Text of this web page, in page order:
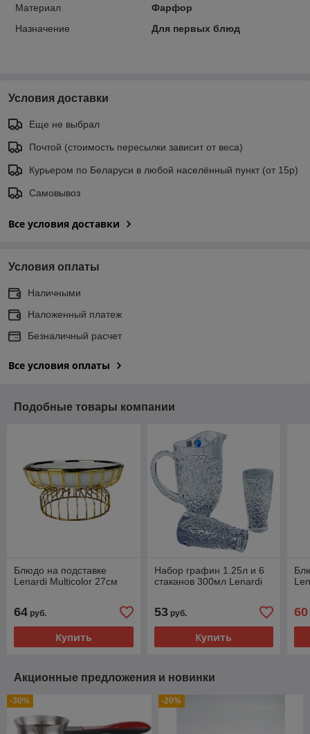
Материал
Фарфор
Назначение
Для первых блюд
Условия доставки
Еще не выбрал
Почтой (стоимость пересылки зависит от веса)
Курьером по Беларуси в любой населённый пункт (от 15р)
Самовывоз
Все условия доставки
Условия оплаты
Наличными
Наложенный платеж
Безналичный расчет
Все условия оплаты
Подобные товары компании
Блюдо на подставке
Lenardi Multicolor 27см
64 руб.
Купить
Набор графин 1.25л и 6
стаканов 300мл Lenardi
53руб.
Купить
60
Акционные предложения и новинки
-30% -20%